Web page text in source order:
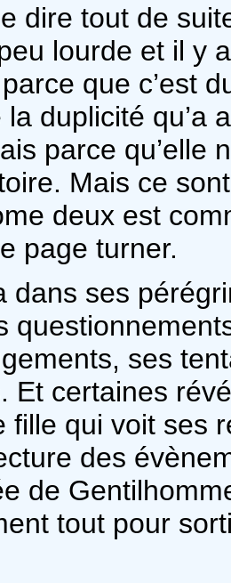
dire tout de
lourde et il y
que c’est
duplicité qu’a
parce qu’elle
Mais ce
deux est
page turner.
dans ses
ses
Et certaines
fille qui voit ses
des
de
tout pour